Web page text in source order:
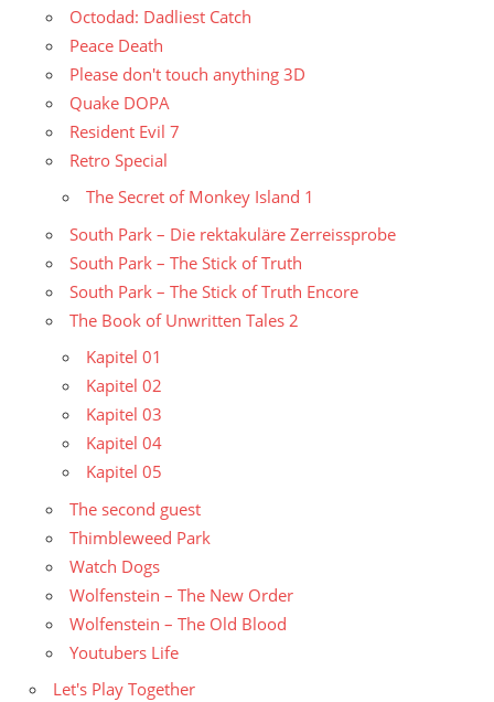
Octodad: Dadliest Catch
Peace Death
Please don't touch anything 3D
Quake DOPA
Resident Evil 7
Retro Special
The Secret of Monkey Island 1
South Park – Die rektakuläre Zerreissprobe
South Park – The Stick of Truth
South Park – The Stick of Truth Encore
The Book of Unwritten Tales 2
Kapitel 01
Kapitel 02
Kapitel 03
Kapitel 04
Kapitel 05
The second guest
Thimbleweed Park
Watch Dogs
Wolfenstein – The New Order
Wolfenstein – The Old Blood
Youtubers Life
Let's Play Together